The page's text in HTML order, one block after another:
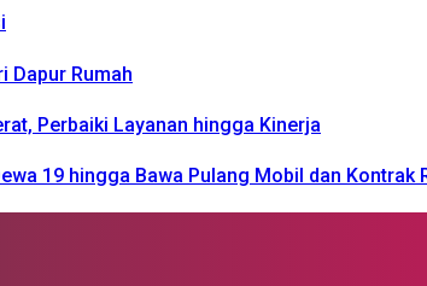
Dapur Rumah
Perbaiki Layanan hingga Kinerja
19 hingga Bawa Pulang Mobil dan Kontrak